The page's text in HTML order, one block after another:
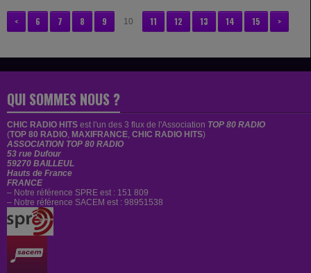
< 6 7 8 9 10 11 12 13 14 15 >
QUI SOMMES NOUS ?
CHIC RADIO HITS est l'un des 3 flux de l'Association TOP 80 RADIO
(TOP 80 RADIO MAXIFRANCE CHIC RADIO HITS)
ASSOCIATION TOP 80 RADIO
53 rue Dufour
59270 BAILLEUL
Hauts de France
FRANCE
– Notre référence SPRE est : 151 809
– Notre référence SACEM est : 98951538